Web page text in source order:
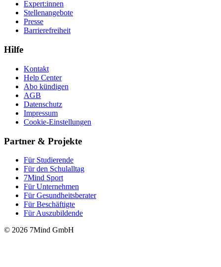
Expert:innen
Stellenangebote
Presse
Barrierefreiheit
Hilfe
Kontakt
Help Center
Abo kündigen
AGB
Datenschutz
Impressum
Cookie-Einstellungen
Partner & Projekte
Für Stu­die­rende
Für den Schulalltag
7Mind Sport
Für Unter­neh­men
Für Gesund­heits­be­ra­ter
Für Beschäftigte
Für Auszubildende
© 2026 7Mind GmbH